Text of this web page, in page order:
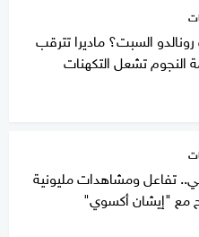
السبت؟ ماديرا تترقب
النجوم تشعل التكهنات
تفاعل ومشاهدات مليونية
مع "إيشان أكسوي"